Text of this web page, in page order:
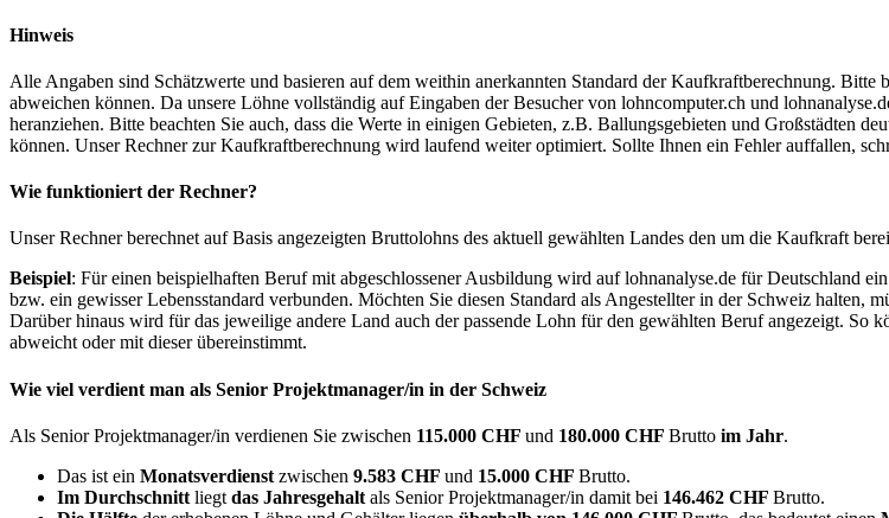
Hinweis
Alle Angaben sind Schätzwerte und basieren auf dem weithin anerkannten Standard der Kaufkraftberechnung.
abweichen können. Da unsere Löhne vollständig auf Eingaben der Besucher von lohncomputer.ch und
heranziehen. Bitte beachten Sie auch, dass die Werte in einigen Gebieten, z.B. Ballungsgebieten und Großstädten
können. Unser Rechner zur Kaufkraftberechnung wird laufend weiter optimiert. Sollte Ihnen ein Fehler auffallen,
Wie funktioniert der Rechner?
Unser Rechner berechnet auf Basis angezeigten Bruttolohns des aktuell gewählten Landes den um die Kaufkraft
Beispiel: Für einen beispielhaften Beruf mit abgeschlossener Ausbildung wird auf lohnanalyse.de für Deutschland
bzw. ein gewisser Lebensstandard verbunden. Möchten Sie diesen Standard als Angestellter in der Schweiz halten,
Darüber hinaus wird für das jeweilige andere Land auch der passende Lohn für den gewählten Beruf angezeigt.
abweicht oder mit dieser übereinstimmt.
Wie viel verdient man als Senior Projektmanager/in in der Schweiz
Als Senior Projektmanager/in verdienen Sie zwischen 115.000 CHF und 180.000 CHF Brutto im Jahr.
Das ist ein Monatsverdienst zwischen 9.583 CHF und 15.000 CHF Brutto.
Im Durchschnitt liegt das Jahresgehalt als Senior Projektmanager/in damit bei 146.462 CHF Brutto.